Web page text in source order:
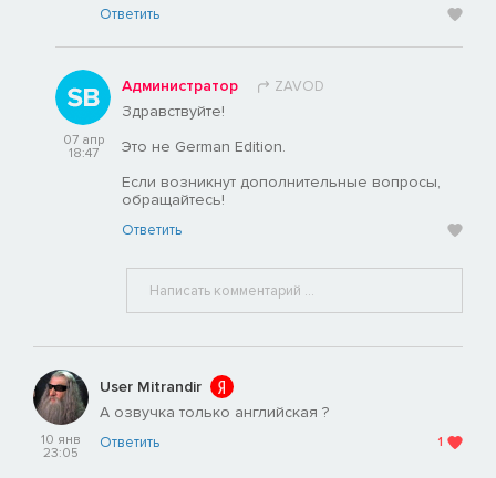
Ответить
07 апр
18:47
Администратор ZAVOD
Здравствуйте!
Это не German Edition.
Если возникнут дополнительные вопросы,
обращайтесь!
Ответить
10 янв
23:05
User Mitrandir
А озвучка только английская ?
Ответить 1